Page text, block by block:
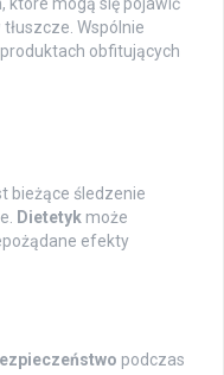
Wspólnie
obfitujących
bieżące śledzenie
Dietetyk może
efekty
podczas